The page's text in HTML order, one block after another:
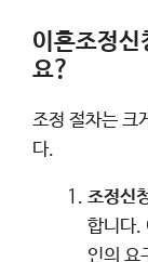
이혼조정신
요?
조정 절차는 크
다.
조정신
합니다.
인의 요